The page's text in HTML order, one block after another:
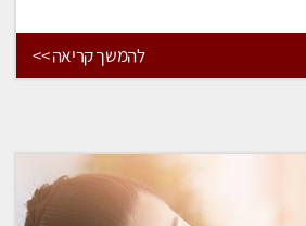
להמשך קריאה >>